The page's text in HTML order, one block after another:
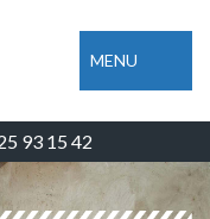
MENU
93 15 42